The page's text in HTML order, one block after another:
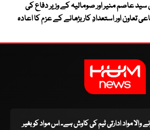
سید عاصم منیر اور صومالیہ کے وزیر دفاع کی
تعاون اور استعدادِ کار بڑھانے کے عزم کا اعادہ
والا مواد ادارتی ٹیم کی کاوش ہے۔ اس مواد کو بغیر